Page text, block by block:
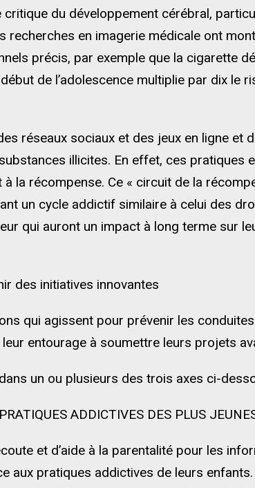
critique du développement cérébral,
recherches en imagerie médicale ont
précis, par exemple que la cigarette
de l’adolescence multiplie par dix le
réseaux sociaux et des jeux en ligne
illicites. En effet, ces pratiques
la récompense. Ce « circuit de la
un cycle addictif similaire à celui des
qui auront un impact à long terme sur
des initiatives innovantes
qui agissent pour prévenir les
entourage à soumettre leurs projets
un ou plusieurs des trois axes ci-
ADDICTIVES DES PLUS
et d’aide à la parentalité pour les
aux pratiques addictives de leurs enfants.